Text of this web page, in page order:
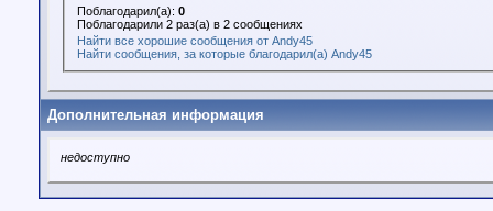
Поблагодарил(а):0
Поблагодарили 2 раз(а) в 2 сообщениях
Найти все хорошие сообщения от Andy45
Найти сообщения, за которые благодарил(а) Andy45
Дополнительная информация
недоступно